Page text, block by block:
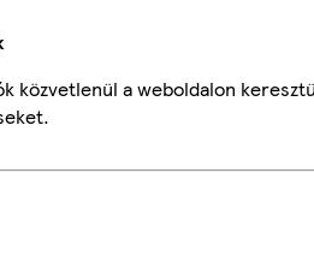
közvetlenül a weboldalon